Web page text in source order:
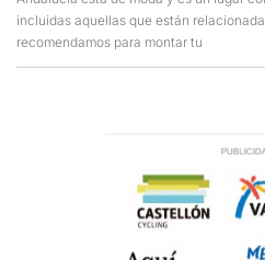
incluidas aquellas que están
recomendamos para montar tu